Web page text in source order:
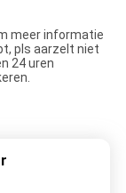
meer informatie
pls aarzelt niet
24 uren